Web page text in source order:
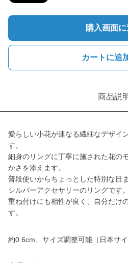
購入画面
カートに追
商品説
愛らしい小花が連なる繊細なデザイ
す。
細身のリングに丁寧に施された花の
かさを添えます。
普段使いからちょっとした特別な日
シルバーアクセサリーのリングです。
重ね付けにも相性が良く、自分だけ
す。
約0.6cm、サイズ調整可能（日本サイ